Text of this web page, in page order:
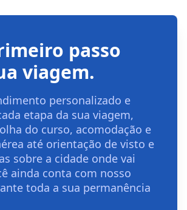
passo
viagem.
personalizado e
etapa da sua viagem,
do curso, acomodação e
até orientação de visto e
sobre a cidade onde vai
ainda conta com nosso
toda a sua permanência